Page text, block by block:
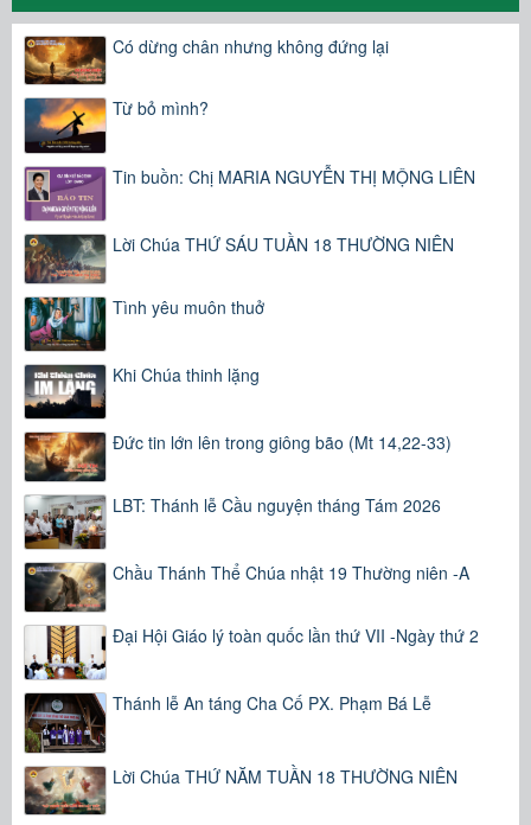
Có dừng chân nhưng không đứng lại
Từ bỏ mình?
Tin buồn: Chị MARIA NGUYỄN THỊ MỘNG LIÊN
Lời Chúa THỨ SÁU TUẦN 18 THƯỜNG NIÊN
Tình yêu muôn thuở
Khi Chúa thinh lặng
Đức tin lớn lên trong giông bão (Mt 14,22-33)
LBT: Thánh lễ Cầu nguyện tháng Tám 2026
Chầu Thánh Thể Chúa nhật 19 Thường niên -A
Đại Hội Giáo lý toàn quốc lần thứ VII -Ngày thứ 2
Thánh lễ An táng Cha Cố PX. Phạm Bá Lễ
Lời Chúa THỨ NĂM TUẦN 18 THƯỜNG NIÊN